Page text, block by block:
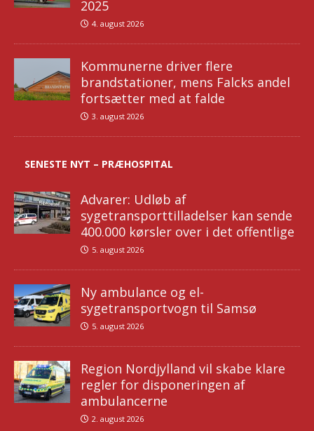
2025
4. august 2026
Kommunerne driver flere
brandstationer, mens Falcks andel
fortsætter med at falde
3. august 2026
SENESTE NYT – PRÆHOSPITAL
Advarer: Udløb af
sygetransporttilladelser kan sende
400.000 kørsler over i det offentlige
5. august 2026
Ny ambulance og el-
sygetransportvogn til Samsø
5. august 2026
Region Nordjylland vil skabe klare
regler for disponeringen af
ambulancerne
2. august 2026